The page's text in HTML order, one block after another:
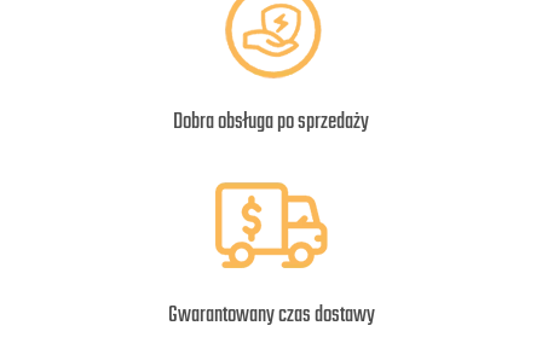
Dobra obsługa po sprzedaży
Gwarantowany czas dostawy